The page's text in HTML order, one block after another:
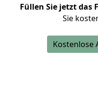
Füllen Sie jetzt das
Sie
Kostenlose